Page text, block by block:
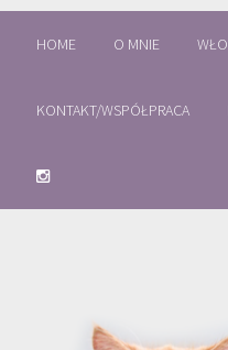
HOME O MNIE
KONTAKT/WSPÓŁPRACA